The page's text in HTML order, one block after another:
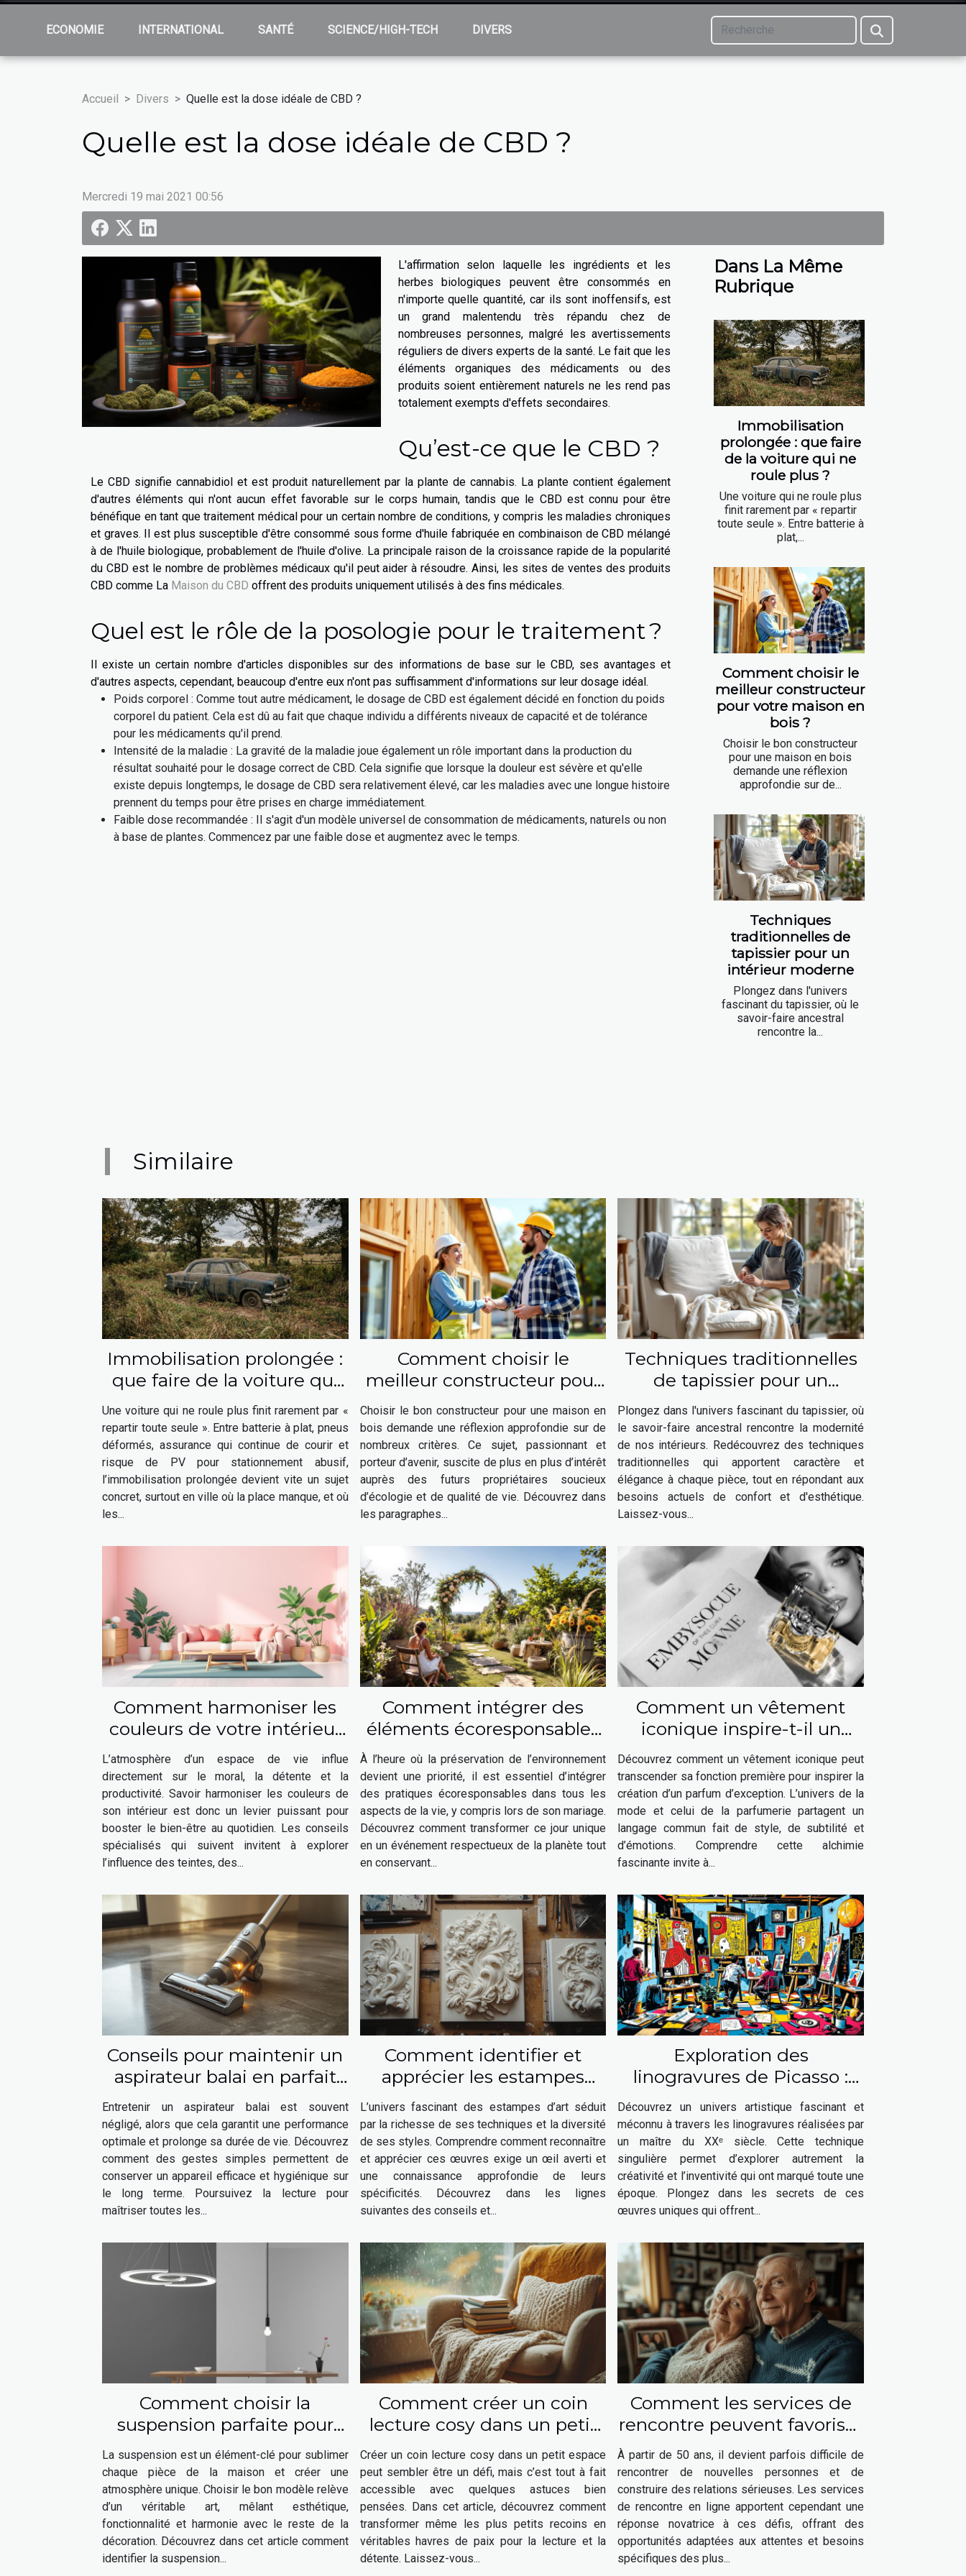
ECONOMIE INTERNATIONAL SANTÉ SCIENCE/HIGH-TECH DIVERS
Accueil Divers Quelle est la dose idéale de CBD ?
Quelle est la dose idéale de CBD ?
Mercredi 19 mai 2021 00:56
L'affirmation selon laquelle les ingrédients et les
herbes biologiques peuvent être consommés en
n'importe quelle quantité, car ils sont inoffensifs, est
un grand malentendu très répandu chez de
nombreuses personnes, malgré les avertissements
réguliers de divers experts de la santé. Le fait que les
éléments organiques des médicaments ou des
produits soient entièrement naturels ne les rend pas
totalement exempts d'effets secondaires.
Qu’est-ce que le CBD ?
Le CBD signifie cannabidiol et est produit naturellement par la plante de cannabis. La plante contient également
d'autres éléments qui n'ont aucun effet favorable sur le corps humain, tandis que le CBD est connu pour être
bénéfique en tant que traitement médical pour un certain nombre de conditions, y compris les maladies chroniques
et graves. Il est plus susceptible d'être consommé sous forme d'huile fabriquée en combinaison de CBD mélangé
à de l'huile biologique, probablement de l'huile d'olive. La principale raison de la croissance rapide de la popularité
du CBD est le nombre de problèmes médicaux qu'il peut aider à résoudre. Ainsi, les sites de ventes des produits
CBD comme La Maison du CBD offrent des produits uniquement utilisés à des fins médicales.
Quel est le rôle de la posologie pour le traitement ?
Il existe un certain nombre d'articles disponibles sur des informations de base sur le CBD, ses avantages et
d'autres aspects, cependant, beaucoup d'entre eux n'ont pas suffisamment d'informations sur leur dosage idéal.
Poids corporel : Comme tout autre médicament, le dosage de CBD est également décidé en fonction du poids
corporel du patient. Cela est dû au fait que chaque individu a différents niveaux de capacité et de tolérance
pour les médicaments qu'il prend.
Intensité de la maladie : La gravité de la maladie joue également un rôle important dans la production du
résultat souhaité pour le dosage correct de CBD. Cela signifie que lorsque la douleur est sévère et qu'elle
existe depuis longtemps, le dosage de CBD sera relativement élevé, car les maladies avec une longue histoire
prennent du temps pour être prises en charge immédiatement.
Faible dose recommandée : Il s'agit d'un modèle universel de consommation de médicaments, naturels ou non
à base de plantes. Commencez par une faible dose et augmentez avec le temps.
Dans La Même
Rubrique
Immobilisation
prolongée : que faire
de la voiture qui ne
roule plus ?
Une voiture qui ne roule plus
finit rarement par « repartir
toute seule ». Entre batterie à
plat,...
Comment choisir le
meilleur constructeur
pour votre maison en
bois ?
Choisir le bon constructeur
pour une maison en bois
demande une réflexion
approfondie sur de...
Techniques
traditionnelles de
tapissier pour un
intérieur moderne
Plongez dans l'univers
fascinant du tapissier, où le
savoir-faire ancestral
rencontre la...
Similaire
Immobilisation prolongée :
que faire de la voiture qui
ne roule plus ?
Une voiture qui ne roule plus finit rarement par «
repartir toute seule ». Entre batterie à plat, pneus
déformés, assurance qui continue de courir et
risque de PV pour stationnement abusif,
l’immobilisation prolongée devient vite un sujet
concret, surtout en ville où la place manque, et où
les...
Comment choisir le
meilleur constructeur pour
votre maison en bois ?
Choisir le bon constructeur pour une maison en
bois demande une réflexion approfondie sur de
nombreux critères. Ce sujet, passionnant et
porteur d’avenir, suscite de plus en plus d’intérêt
auprès des futurs propriétaires soucieux
d’écologie et de qualité de vie. Découvrez dans
les paragraphes...
Techniques traditionnelles
de tapissier pour un
intérieur moderne
Plongez dans l'univers fascinant du tapissier, où
le savoir-faire ancestral rencontre la modernité
de nos intérieurs. Redécouvrez des techniques
traditionnelles qui apportent caractère et
élégance à chaque pièce, tout en répondant aux
besoins actuels de confort et d'esthétique.
Laissez-vous...
Comment harmoniser les
couleurs de votre intérieur
pour booster votre bien-
être ?
L’atmosphère d’un espace de vie influe
directement sur le moral, la détente et la
productivité. Savoir harmoniser les couleurs de
son intérieur est donc un levier puissant pour
booster le bien-être au quotidien. Les conseils
spécialisés qui suivent invitent à explorer
l’influence des teintes, des...
Comment intégrer des
éléments écoresponsables
à votre mariage ?
À l’heure où la préservation de l’environnement
devient une priorité, il est essentiel d’intégrer
des pratiques écoresponsables dans tous les
aspects de la vie, y compris lors de son mariage.
Découvrez comment transformer ce jour unique
en un événement respectueux de la planète tout
en conservant...
Comment un vêtement
iconique inspire-t-il un
parfum élégant ?
Découvrez comment un vêtement iconique peut
transcender sa fonction première pour inspirer la
création d’un parfum d’exception. L’univers de la
mode et celui de la parfumerie partagent un
langage commun fait de style, de subtilité et
d’émotions. Comprendre cette alchimie
fascinante invite à...
Conseils pour maintenir un
aspirateur balai en parfait
état
Entretenir un aspirateur balai est souvent
négligé, alors que cela garantit une performance
optimale et prolonge sa durée de vie. Découvrez
comment des gestes simples permettent de
conserver un appareil efficace et hygiénique sur
le long terme. Poursuivez la lecture pour
maîtriser toutes les...
Comment identifier et
apprécier les estampes
d'art ?
L’univers fascinant des estampes d’art séduit
par la richesse de ses techniques et la diversité
de ses styles. Comprendre comment reconnaître
et apprécier ces œuvres exige un œil averti et
une connaissance approfondie de leurs
spécificités. Découvrez dans les lignes
suivantes des conseils et...
Exploration des
linogravures de Picasso :
une fenêtre sur son génie
artistique
Découvrez un univers artistique fascinant et
méconnu à travers les linogravures réalisées par
un maître du XXᵉ siècle. Cette technique
singulière permet d’explorer autrement la
créativité et l’inventivité qui ont marqué toute une
époque. Plongez dans les secrets de ces
œuvres uniques qui offrent...
Comment choisir la
suspension parfaite pour
chaque espace de votre
maison ?
La suspension est un élément-clé pour sublimer
chaque pièce de la maison et créer une
atmosphère unique. Choisir le bon modèle relève
d’un véritable art, mêlant esthétique,
fonctionnalité et harmonie avec le reste de la
décoration. Découvrez dans cet article comment
identifier la suspension...
Comment créer un coin
lecture cosy dans un petit
espace
Créer un coin lecture cosy dans un petit espace
peut sembler être un défi, mais c’est tout à fait
accessible avec quelques astuces bien
pensées. Dans cet article, découvrez comment
transformer même les plus petits recoins en
véritables havres de paix pour la lecture et la
détente. Laissez-vous...
Comment les services de
rencontre peuvent favoriser
les relations sérieuses après
50 ans
À partir de 50 ans, il devient parfois difficile de
rencontrer de nouvelles personnes et de
construire des relations sérieuses. Les services
de rencontre en ligne apportent cependant une
réponse novatrice à ces défis, offrant des
opportunités adaptées aux attentes et besoins
spécifiques des plus...